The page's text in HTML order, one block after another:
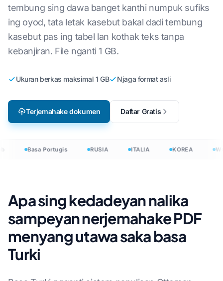
tembung sing dawa banget kanthi numpuk sufiks
ing oyod, tata letak kasebut bakal dadi tembung
kasebut pas ing tabel lan kothak teks tanpa
kebanjiran. File nganti 1 GB.
Ukuran berkas maksimal 1 GB Njaga format asli
Terjemahake dokumen Daftar Gratis
Basa Portugis RUSIA ITALIA KOREA
Apa sing kedadeyan nalika
sampeyan nerjemahake PDF
menyang utawa saka basa
Turki